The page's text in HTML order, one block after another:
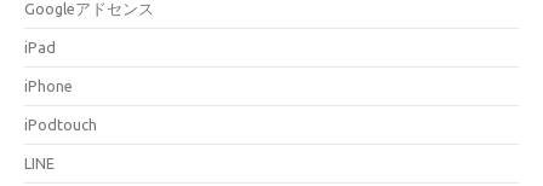
Googleアドセンス
iPad
iPhone
iPodtouch
LINE